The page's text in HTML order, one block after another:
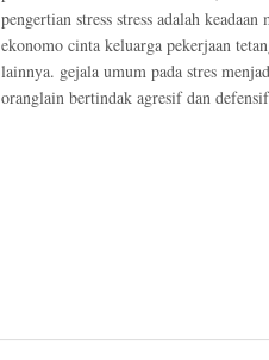
pengertian stress stress adalah
ekonomo cinta keluarga pekerjaan
lainnya. gejala umum pada stres
oranglain bertindak agresif dan